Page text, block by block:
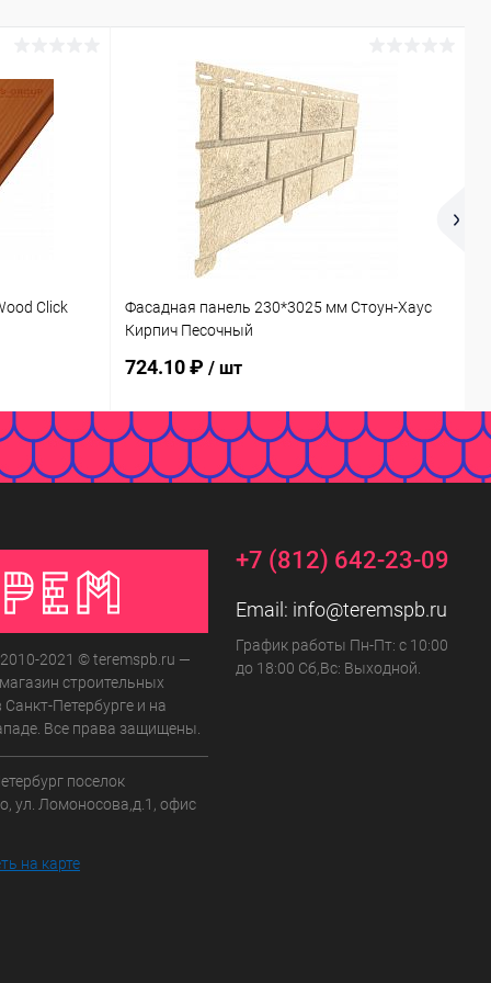
Click
Фасадная панель 230*3025 мм Стоун-Хаус
Кирпич Песочный
724.10 ₽ / шт
2021 © teremspb.ru —
строительных
Петербурге и на
Все права защищены.
поселок
ул. Ломоносова,д.1, офис
на карте
+7 (812) 642-23-09
Email: info@teremspb.ru
График работы Пн-Пт: с 10:00
до 18:00 Сб,Вс: Выходной.